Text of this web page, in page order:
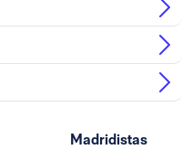
Madridistas